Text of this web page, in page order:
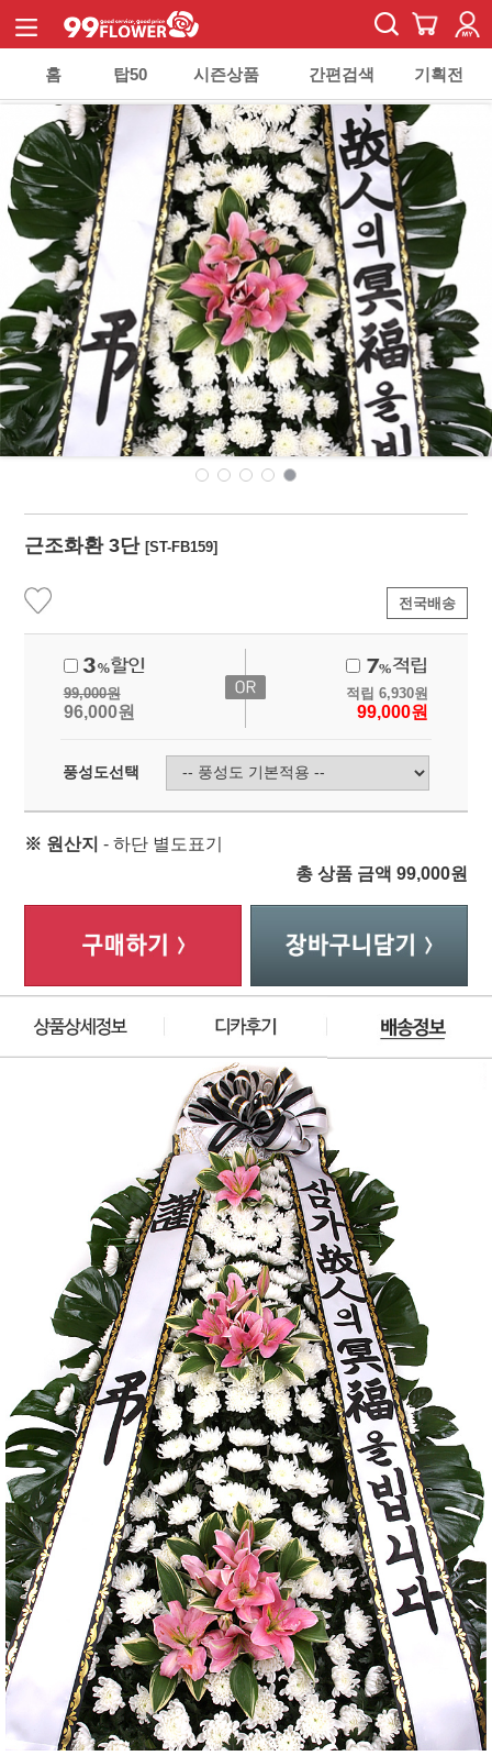
홈 탑50 시즌상품 간편검색 기획전
근조화환 3단[ST-FB159]
전국배송
99,000원
96,000원
적립 6,930원
99,000원
풍성도선택
※ 원산지 - 하단 별도표기
총 상품 금액 99,000원